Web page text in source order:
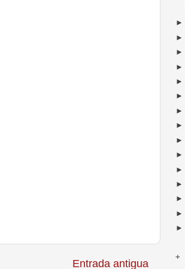
Entrada antigua
►
►
►
►
►
►
►
►
►
►
►
►
►
►
►
+